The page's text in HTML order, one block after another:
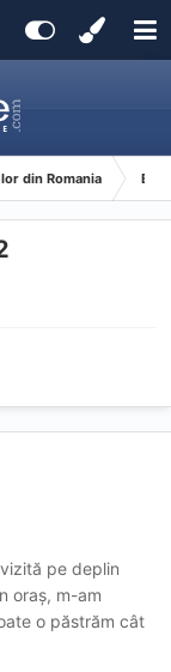
din Romania
pe deplin
oraș, m-am
o păstrăm cât